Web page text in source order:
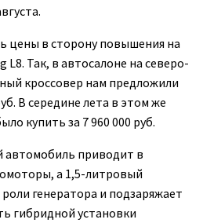
цены в сторону повышения на
Так, в автосалоне на северо-
кроссовер нам предложили
В середине лета в этом же
купить за 7 960 000 руб.
приводит в
а 1,5-литровый
генератора и подзаряжает
гибридной установки